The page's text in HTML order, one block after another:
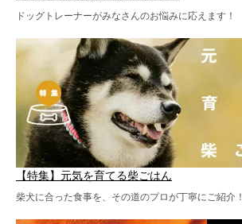
ドッグトレーナーがみなさんのお悩みに応えます！
【特集】元気を育てる柴ごはん
柴犬に合った食事を、その道のプロが丁寧にご紹介！